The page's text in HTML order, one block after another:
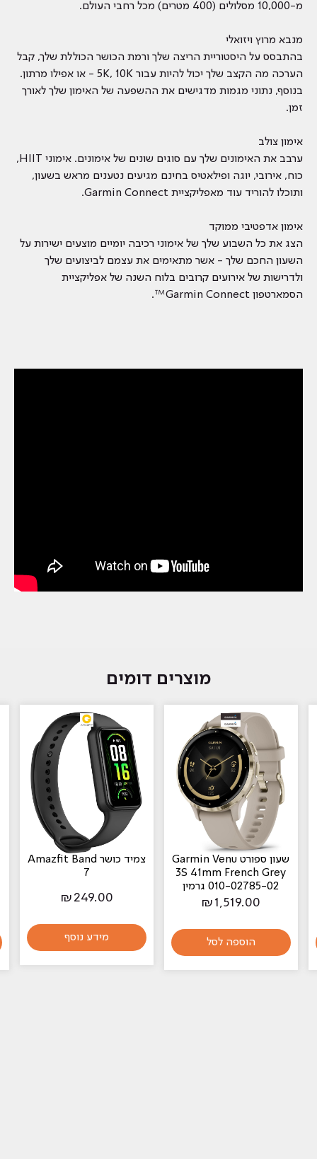
מ-10,000 מסלולים (400 מטרים) מכל רחבי העולם.
מנבא מרוץ ויזואלי
בהתבסס על היסטוריית הריצה שלך ורמת הכושר הכוללת שלך, קבל
הערכה מה הקצב שלך יכול להיות עבור 5K, 10K - או אפילו מרתון.
בנוסף, נתוני מגמות מדגישים את ההשפעה של האימון שלך לאורך
זמן.
אימון צולב
ערבב את האימונים שלך עם סוגים שונים של אימונים. אימוני HIIT,
כוח, אירובי, יוגה ופילאטיס בחינם מגיעים נטענים מראש בשעון,
ותוכלו להוריד עוד מאפליקציית Garmin Connect.
אימון אדפטיבי ממוקד
הצג את כל השבוע שלך של אימוני רכיבה יומיים מוצעים ישירות על
השעון החכם שלך - אשר מתאימים את עצמם לביצועים שלך
ולדרישות של אירועים קרובים בלוח השנה של אפליקציית
הסמארטפון Garmin Connect™.
מוצרים דומים
‏שעון ספורט Garmin Venu
3S 41mm French Grey
010-02785-02 גרמין
₪1,519.00
הוספה לסל
‏צמיד כושר Amazfit Band
7
₪ 249.00
מידע נוסף